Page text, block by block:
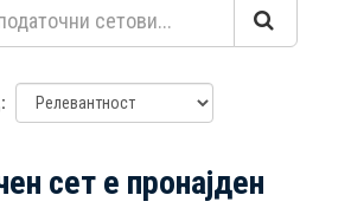
сет е пронајден